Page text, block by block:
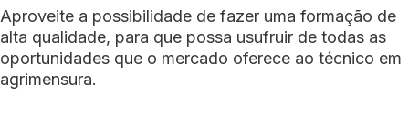
Aproveite a possibilidade de fazer uma formação de
alta qualidade, para que possa usufruir de todas as
oportunidades que o mercado oferece ao técnico em
agrimensura.